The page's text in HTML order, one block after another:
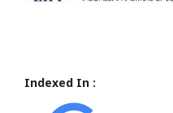
Indexed In :